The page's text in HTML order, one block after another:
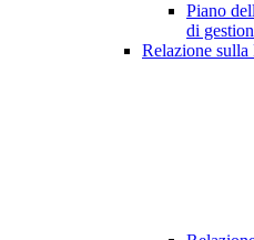
Piano
di
Relazione sulla